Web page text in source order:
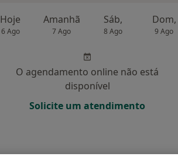
Hoje
6 Ago
Amanhã
7 Ago
Sáb,
8 Ago
Dom,
9 Ago
O agendamento online não está
disponível
Solicite um atendimento